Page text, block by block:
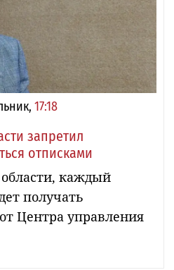
17:18
запретил
отписками
каждый
получать
Центра управления